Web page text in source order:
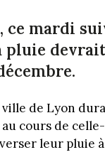
mardi
pluie
de Lyon
cours de
leur pluie